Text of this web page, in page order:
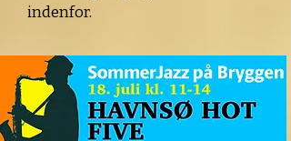
indenfor.